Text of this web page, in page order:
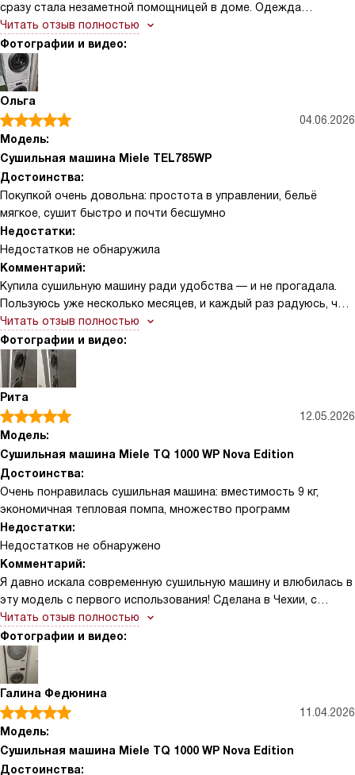
сразу стала незаметной помощницей в доме. Одежда
действительно выходит мягкой и аккуратной, вещи не садятся
и не теряют форму, что для меня важно. Пользоваться просто
— интуитивные настройки, не нужно сидеть с инструкцией.
Шум меня почти не беспокоит, можно запускать в вечернее
время, и я спокойно занимаюсь другими делами.
Читать отзыв полностью
Фотографии и видео:
Ольга
04.06.2026
Модель:
Сушильная машина Miele TEL785WP
Достоинства:
Покупкой очень довольна: простота в управлении, бельё
мягкое, сушит быстро и почти бесшумно
Недостатки:
Недостатков не обнаружила
Комментарий:
Купила сушильную машину ради удобства — и не прогадала.
Пользуюсь уже несколько месяцев, и каждый раз радуюсь, что
можно просто загрузить влажное бельё и заняться делами,
пока оно становится сухим и приятным на ощупь. Интерфейс
понятный, программы интуитивны, часто выбираю щадящий
режим для тонких вещей, он действительно бережно
обращается с тканями. В доме двое детей и постоянные вещи
после прогулок и тренировок; раньше приходилось ждать,
пока вещи высохнут на батарее, теперь всё готово гораздо
быстрее и аккуратнее.
Читать отзыв полностью
Фотографии и видео:
Рита
12.05.2026
Модель:
Сушильная машина Miele TQ 1000 WP Nova Edition
Достоинства:
Очень понравилась сушильная машина: вместимость 9 кг,
экономичная тепловая помпа, множество программ
Недостатки:
Недостатков не обнаружено
Комментарий:
Я давно искала современную сушильную машину и влюбилась в
эту модель с первого использования! Сделана в Чехии, с
годовой гарантией, что добавило уверенности при покупке.
Тип сушки — конденсационная с тепловой помпой, поэтому
бельё сохнет бережно и экономно. Вместимость 9 кг подходит
для семьи, а 22 программы покрывают все нужды: хлопок,
хлопок Eco и Hygiene, деликатные ткани, шелк и шерсть,
сорочки, джинсы, спортивное бельё, экспресс и многое другое.
Очень выручают режимы для свежей одежды — холодный
обдув и DryFresh — и возможность сушки в корзине.
Читать отзыв полностью
Фотографии и видео:
Галина Федюнина
11.04.2026
Модель:
Сушильная машина Miele TQ 1000 WP Nova Edition
Достоинства: